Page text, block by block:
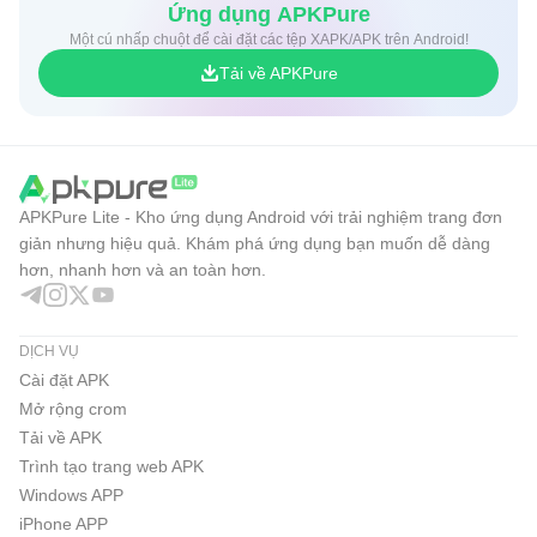
Ứng dụng APKPure
Một cú nhấp chuột để cài đặt các tệp XAPK/APK trên Android!
Tải về APKPure
APKPure Lite - Kho ứng dụng Android với trải nghiệm trang đơn
giản nhưng hiệu quả. Khám phá ứng dụng bạn muốn dễ dàng
hơn, nhanh hơn và an toàn hơn.
DỊCH VỤ
Cài đặt APK
Mở rộng crom
Tải về APK
Trình tạo trang web APK
Windows APP
iPhone APP